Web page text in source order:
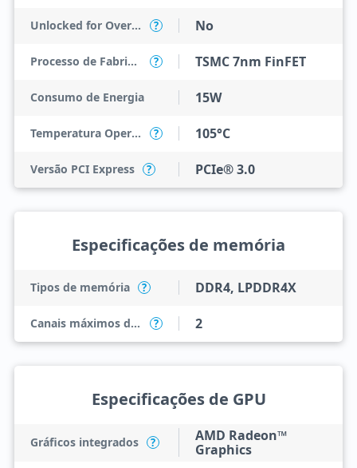
Unlocked for Overclocking ? No
Processo de Fabricação ? TSMC 7nm FinFET
Consumo de Energia 15W
Temperatura Operacional Máxima ? 105°C
Versão PCI Express ? PCIe® 3.0
Especificações de memória
Tipos de memória ? DDR4, LPDDR4X
Canais máximos de memória ? 2
Especificações de GPU
Gráficos integrados ?
AMD Radeon™
Graphics